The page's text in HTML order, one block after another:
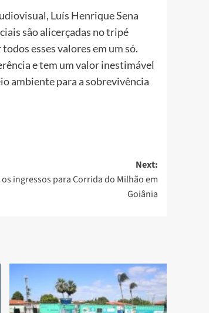
Luís Henrique Sena
são alicerçadas no tripé
esses valores em um só.
e tem um valor inestimável
ambiente para a sobrevivência
Next:
os ingressos para Corrida do Milhão em
Goiânia